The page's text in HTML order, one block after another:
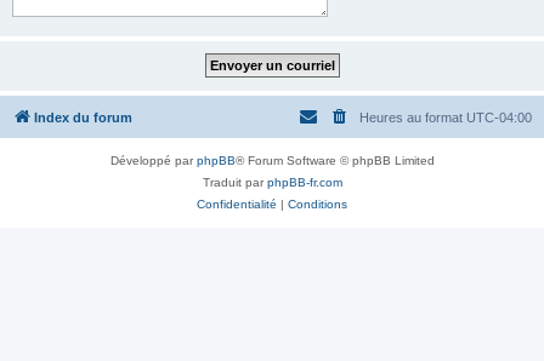
Index du forum Heures au format UTC-04:00
Développé parphpBB® Forum Software © phpBB Limited
Traduit parphpBB-fr.com
Confidentialité | Conditions